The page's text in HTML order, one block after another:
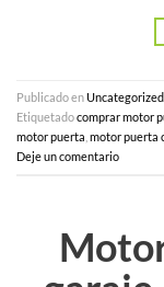
Publicado enUncategorized
Etiquetadocomprar motor
motor puerta motor puerta
Deje un comentario